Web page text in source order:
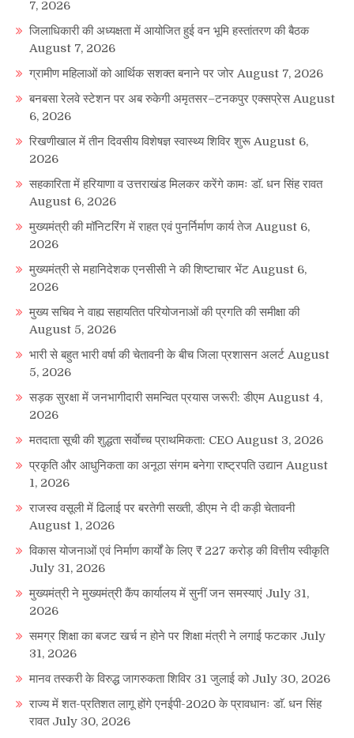
7, 2026
जिलाधिकारी की अध्यक्षता में आयोजित हुई वन भूमि हस्तांतरण की बैठक
August 7, 2026
ग्रामीण महिलाओं को आर्थिक सशक्त बनाने पर जोर August 7, 2026
बनबसा रेलवे स्टेशन पर अब रुकेगी अमृतसर–टनकपुर एक्सप्रेस August
6, 2026
रिखणीखाल में तीन दिवसीय विशेषज्ञ स्वास्थ्य शिविर शुरू August 6,
2026
सहकारिता में हरियाणा व उत्तराखंड मिलकर करेंगे कामः डाॅ. धन सिंह रावत
August 6, 2026
मुख्यमंत्री की मॉनिटरिंग में राहत एवं पुनर्निर्माण कार्य तेज August 6,
2026
मुख्यमंत्री से महानिदेशक एनसीसी ने की शिष्टाचार भेंट August 6,
2026
मुख्य सचिव ने वाह्य सहायतित परियोजनाओं की प्रगति की समीक्षा की
August 5, 2026
भारी से बहुत भारी वर्षा की चेतावनी के बीच जिला प्रशासन अलर्ट August
5, 2026
सड़क सुरक्षा में जनभागीदारी समन्वित प्रयास जरूरी: डीएम August 4,
2026
मतदाता सूची की शुद्धता सर्वाेच्च प्राथमिकता: CEO August 3, 2026
प्रकृति और आधुनिकता का अनूठा संगम बनेगा राष्ट्रपति उद्यान August
1, 2026
राजस्व वसूली में ढिलाई पर बरतेगी सख्ती, डीएम ने दी कड़ी चेतावनी
August 1, 2026
विकास योजनाओं एवं निर्माण कार्यों के लिए ₹ 227 करोड़ की वित्तीय स्वीकृति
July 31, 2026
मुख्यमंत्री ने मुख्यमंत्री कैंप कार्यालय में सुनीं जन समस्याएं July 31,
2026
समग्र शिक्षा का बजट खर्च न होने पर शिक्षा मंत्री ने लगाई फटकार July
31, 2026
मानव तस्करी के विरुद्ध जागरुकता शिविर 31 जुलाई को July 30, 2026
राज्य में शत-प्रतिशत लागू होंगे एनईपी-2020 के प्रावधानः डाॅ. धन सिंह
रावत July 30, 2026